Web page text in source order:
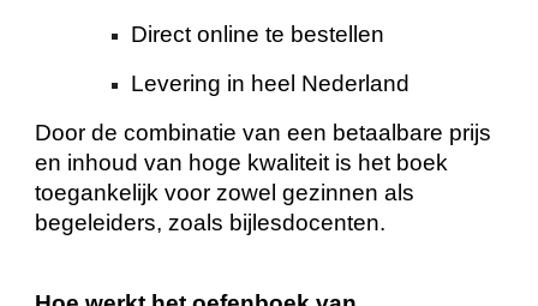
Direct online te bestellen
Levering in heel Nederland
Door de combinatie van een betaalbare prijs
en inhoud van hoge kwaliteit is het boek
toegankelijk voor zowel gezinnen als
begeleiders, zoals bijlesdocenten.